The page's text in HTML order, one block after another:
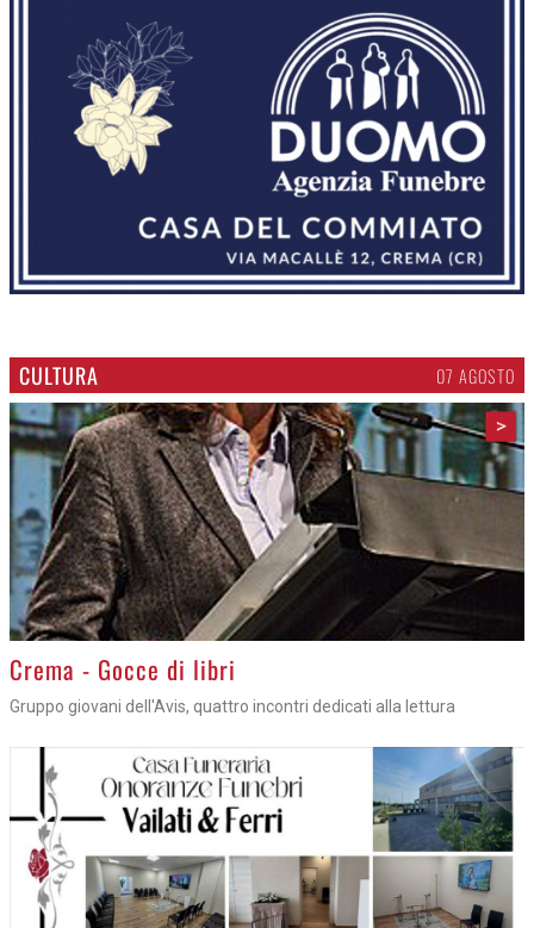
CULTURA 07 AGOSTO
>
Crema - Gocce di libri
Gruppo giovani dell'Avis, quattro incontri dedicati alla lettura